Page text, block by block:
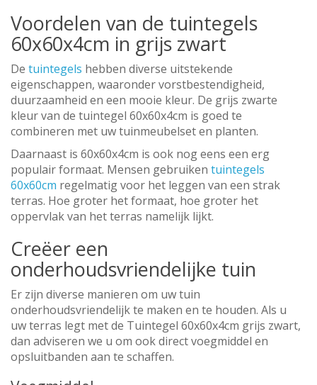
Voordelen van de tuintegels
60x60x4cm in grijs zwart
De tuintegels hebben diverse uitstekende
eigenschappen, waaronder vorstbestendigheid,
duurzaamheid en een mooie kleur. De grijs zwarte
kleur van de tuintegel 60x60x4cm is goed te
combineren met uw tuinmeubelset en planten.
Daarnaast is 60x60x4cm is ook nog eens een erg
populair formaat. Mensen gebruiken tuintegels
60x60cm regelmatig voor het leggen van een strak
terras. Hoe groter het formaat, hoe groter het
oppervlak van het terras namelijk lijkt.
Creëer een
onderhoudsvriendelijke tuin
Er zijn diverse manieren om uw tuin
onderhoudsvriendelijk te maken en te houden. Als u
uw terras legt met de Tuintegel 60x60x4cm grijs zwart,
dan adviseren we u om ook direct voegmiddel en
opsluitbanden aan te schaffen.